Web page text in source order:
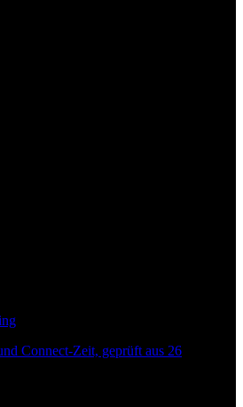
Connect-Zeit, geprüft aus 26